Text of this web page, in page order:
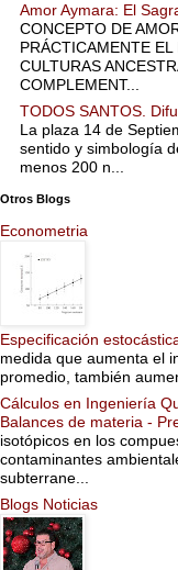
Amor Aymara: El
CONCEPTO DE
PRÁCTICAMENTE
CULTURAS
COMPLEMENT...
TODOS SANTOS.
La plaza 14 de
sentido y simbología
menos 200 n...
Otros Blogs
Econometria
Especificación
medida que aumenta el
promedio, también
Cálculos en Ingeniería
Balances de materia -
isotópicos en los
contaminantes
subterrane...
Blogs Noticias